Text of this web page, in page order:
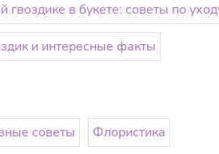
гвоздике в букете: советы по
и интересные факты
советы Флористика